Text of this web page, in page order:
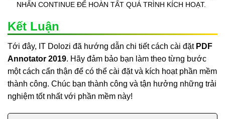
NHẤN CONTINUE ĐỂ HOÀN TẤT QUÁ TRÌNH KÍCH HOẠT.
Kết Luận
Tới đây, IT Dolozi đã hướng dẫn chi tiết cách cài đặt PDF
Annotator 2019. Hãy đảm bảo bạn làm theo từng bước
một cách cẩn thận để có thể cài đặt và kích hoạt phần mềm
thành công. Chúc bạn thành công và tận hưởng những trải
nghiệm tốt nhất với phần mềm này!